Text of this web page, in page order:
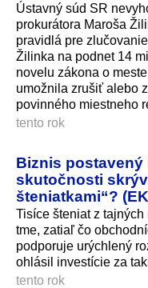
Ústavný súd SR
prokurátora Maroša
pravidlá pre
Žilinka na podnet 14
novelu zákona o
umožnila zrušiť alebo
povinného miestneho
tento rok
Biznis postavený
skutočnosti
šteniatkami“?
Tisíce šteniat z
tme, zatiaľ čo
podporuje urýchlený
ohlásil investície za
tento rok